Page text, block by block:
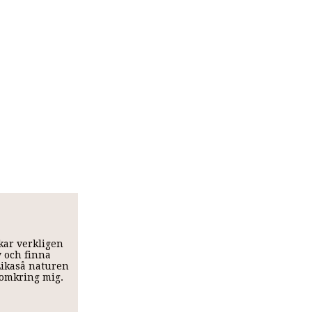
verkligen
och finna
naturen
mig.